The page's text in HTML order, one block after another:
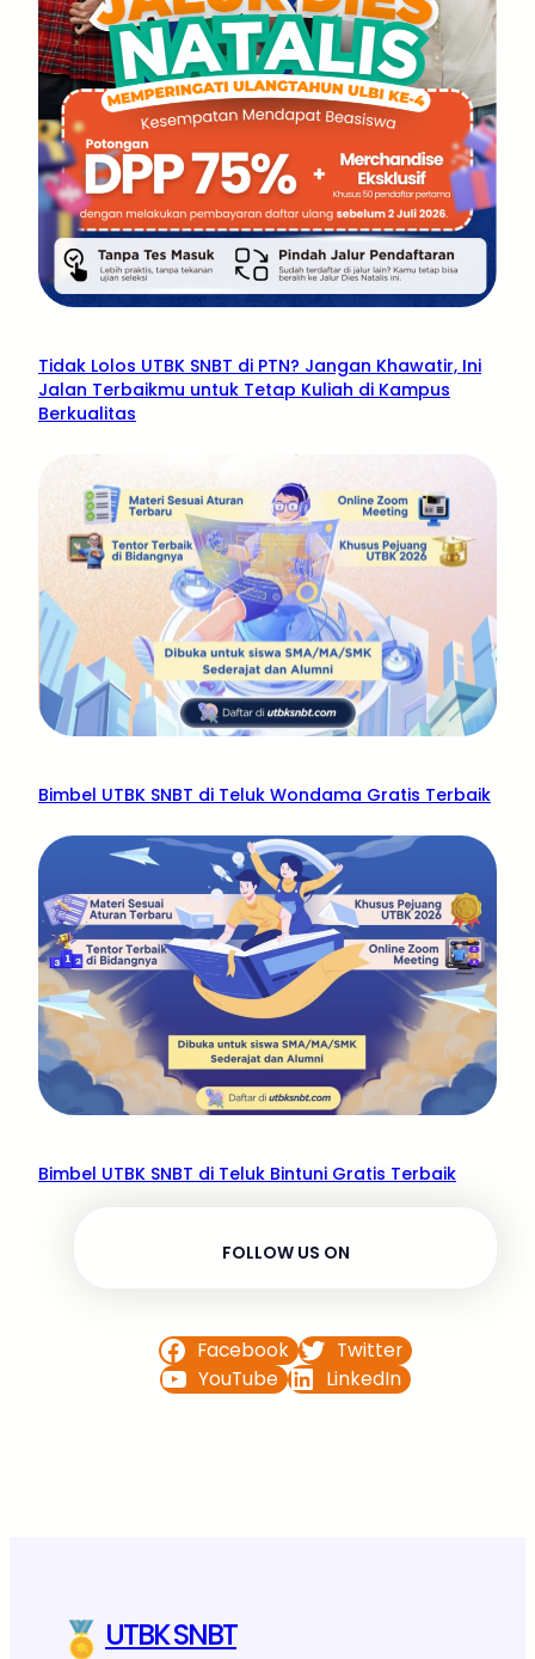
Tidak Lolos UTBK SNBT di PTN? Jangan Khawatir, Ini
Jalan Terbaikmu untuk Tetap Kuliah di Kampus
Berkualitas
Bimbel UTBK SNBT di Teluk Wondama Gratis Terbaik
Bimbel UTBK SNBT di Teluk Bintuni Gratis Terbaik
FOLLOW US ON
Facebook
Twitter
YouTube
LinkedIn
UTBK SNBT